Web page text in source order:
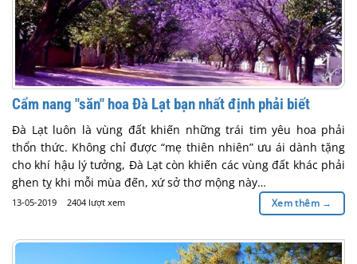
Cẩm nang "săn" hoa Đà Lạt bạn nhất định phải biết
Đà Lạt luôn là vùng đất khiến những trái tim yêu hoa phải
thổn thức. Không chỉ được “mẹ thiên nhiên” ưu ái dành tặng
cho khí hậu lý tưởng, Đà Lạt còn khiến các vùng đất khác phải
ghen tỵ khi mỗi mùa đến, xứ sở thơ mộng này…
13-05-2019 2404 lượt xem Xem thêm →